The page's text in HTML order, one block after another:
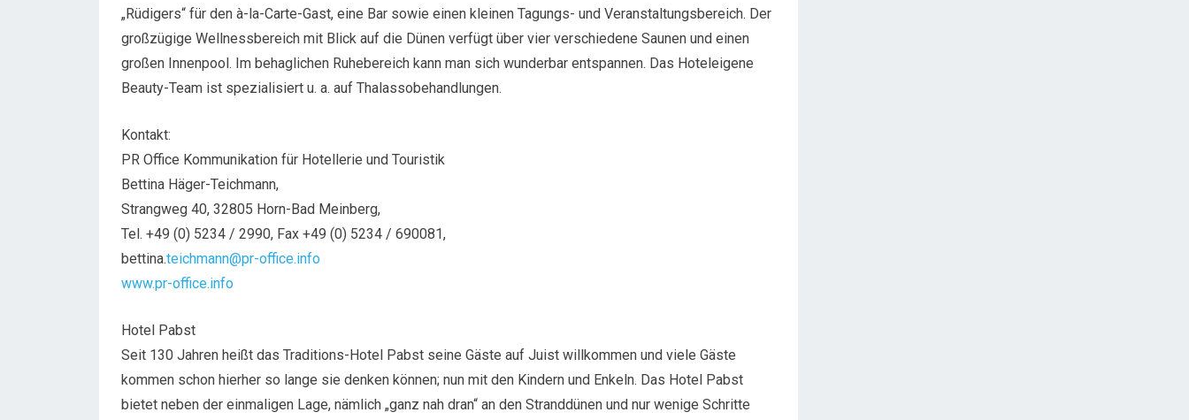
„Rüdigers“ für den à-la-Carte-Gast, eine Bar sowie einen kleinen Tagungs- und Veranstaltungsbereich. Der
großzügige Wellnessbereich mit Blick auf die Dünen verfügt über vier verschiedene Saunen und einen
großen Innenpool. Im behaglichen Ruhebereich kann man sich wunderbar entspannen. Das Hoteleigene
Beauty-Team ist spezialisiert u. a. auf Thalassobehandlungen.
Kontakt:
PR Office Kommunikation für Hotellerie und Touristik
Bettina Häger-Teichmann,
Strangweg 40, 32805 Horn-Bad Meinberg,
Tel. +49 (0) 5234 / 2990, Fax +49 (0) 5234 / 690081,
bettina.teichmann@pr-office.info
www.pr-office.info
Hotel Pabst
Seit 130 Jahren heißt das Traditions-Hotel Pabst seine Gäste auf Juist willkommen und viele Gäste
kommen schon hierher so lange sie denken können; nun mit den Kindern und Enkeln. Das Hotel Pabst
bietet neben der einmaligen Lage, nämlich „ganz nah dran“ an den Stranddünen und nur wenige Schritte